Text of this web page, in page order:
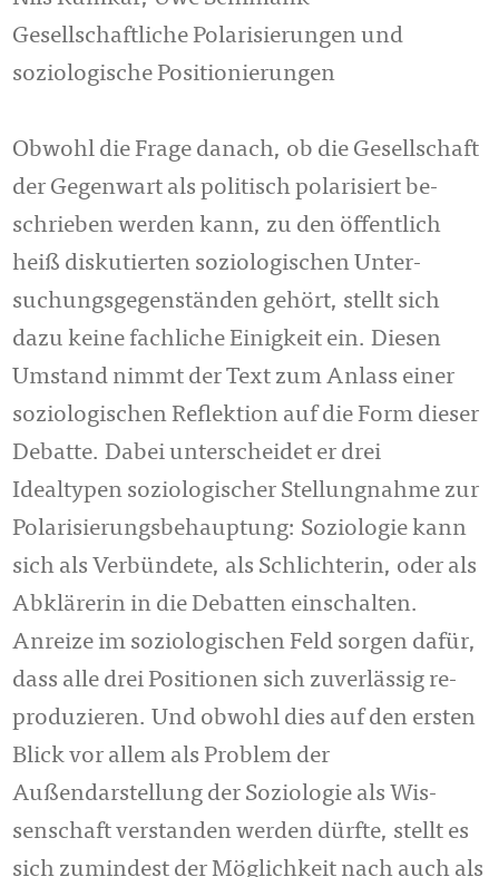
Gesellschaftliche Polarisierungen und
soziologische Positionierungen
Obwohl die Frage danach, ob die Gesellschaft
der Gegenwart als politisch polarisiert be­
schrieben werden kann, zu den öffentlich
heiß diskutierten soziologischen Un­ter­
suchungsgegenständen gehört, stellt sich
dazu keine fachliche Einigkeit ein. Diesen
Um­stand nimmt der Text zum Anlass einer
soziologischen Reflektion auf die Form dieser
Debatte. Dabei unterscheidet er drei
Idealtypen soziologischer Stellungnahme zur
Polarisierungsbehauptung: Soziologie kann
sich als Verbündete, als Schlichterin, oder als
Abklärerin in die Debatten einschalten.
Anreize im so­zio­lo­gischen Feld sor­gen dafür,
dass alle drei Positionen sich zuverlässig re­
pro­duzieren. Und obwohl dies auf den ersten
Blick vor allem als Problem der
Außendarstellung der Soziologie als Wis­
senschaft verstanden werden dürfte, stellt es
sich zumindest der Möglichkeit nach auch als